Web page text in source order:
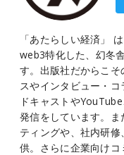
「あたらしい経済」
web3特化した、幻冬
す。出版社だからこ
スやインタビュー・
ドキャストや
発信をしています。
ティングや、社内研
供。さらに企業向け